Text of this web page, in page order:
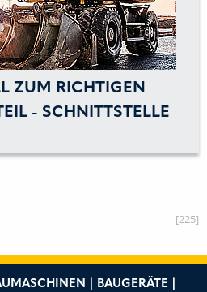
ZUM RICHTIGEN
- SCHNITTSTELLE
[225]
| BAUGERÄTE |